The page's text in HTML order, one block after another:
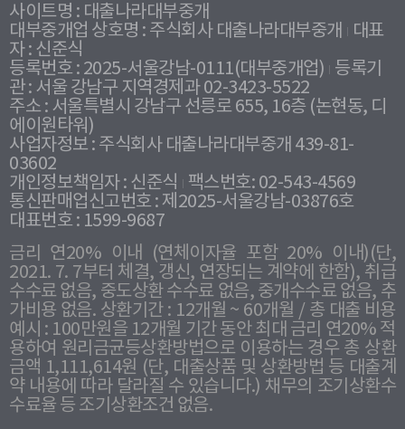
사이트명 : 대출나라대부중개
대부중개업 상호명 : 주식회사 대출나라대부중개
대표
자 : 신준식
등록번호 : 2025-서울강남-0111(대부중개업) 등록기
관 : 서울 강남구 지역경제과 02-3423-5522
주소 : 서울특별시 강남구 선릉로 655, 16층 (논현동, 디
에이원타워)
사업자정보 : 주식회사 대출나라대부중개 439-81-
03602
개인정보책임자 : 신준식
팩스번호: 02-543-4569
통신판매업신고번호 : 제2025-서울강남-03876호
대표번호 : 1599-9687
금리 연20% 이내 (연체이자율 포함 20% 이내)(단,
2021. 7. 7부터 체결, 갱신, 연장되는 계약에 한함), 취급
수수료 없음, 중도상환 수수료 없음, 중개수수료 없음, 추
가비용 없음. 상환기간 : 12개월 ~ 60개월 / 총 대출 비용
예시 : 100만원을 12개월 기간 동안 최대 금리 연20% 적
용하여 원리금균등상환방법으로 이용하는 경우 총 상환
금액 1,111,614원 (단, 대출상품 및 상환방법 등 대출계
약 내용에 따라 달라질 수 있습니다.) 채무의 조기상환수
수료율 등 조기상환조건 없음.